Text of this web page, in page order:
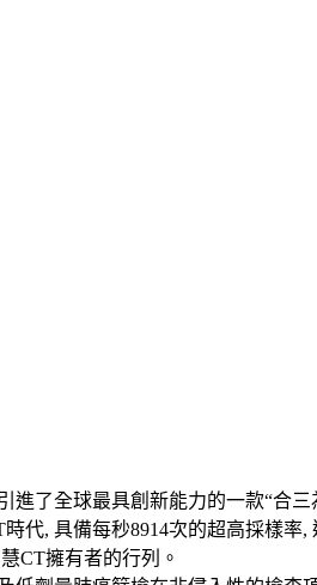
進了全球最具創新能力的一款“合
代, 具備每秒8914次的超高採樣率
CT擁有者的行列。